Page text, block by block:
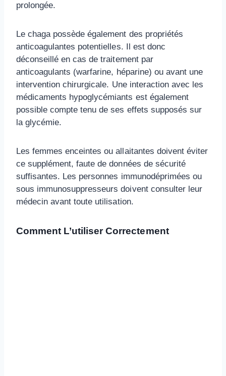
prolongée.
Le chaga possède également des propriétés
anticoagulantes potentielles. Il est donc
déconseillé en cas de traitement par
anticoagulants (warfarine, héparine) ou avant une
intervention chirurgicale. Une interaction avec les
médicaments hypoglycémiants est également
possible compte tenu de ses effets supposés sur
la glycémie.
Les femmes enceintes ou allaitantes doivent éviter
ce supplément, faute de données de sécurité
suffisantes. Les personnes immunodéprimées ou
sous immunosuppresseurs doivent consulter leur
médecin avant toute utilisation.
Comment L’utiliser Correctement